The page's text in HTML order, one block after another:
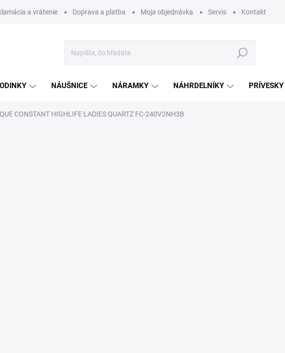
a vrátenie Doprava a platba Moja objednávka Servis Kontakt
Hľadať
NÁUŠNICE NÁRAMKY NÁHRDELNÍKY PRÍVESKY
CONSTANT HIGHLIFE LADIES QUARTZ FC-240V2NH3B